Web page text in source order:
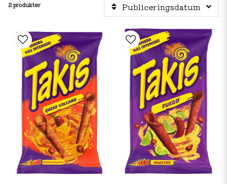
2 produkter Publiceringsdatum